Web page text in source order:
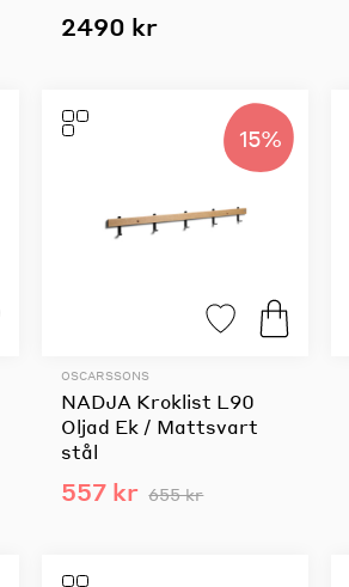
2490 kr
15%
OSCARSSONS
NADJA Kroklist L90
Oljad Ek / Mattsvart
stål
557 kr 655 kr